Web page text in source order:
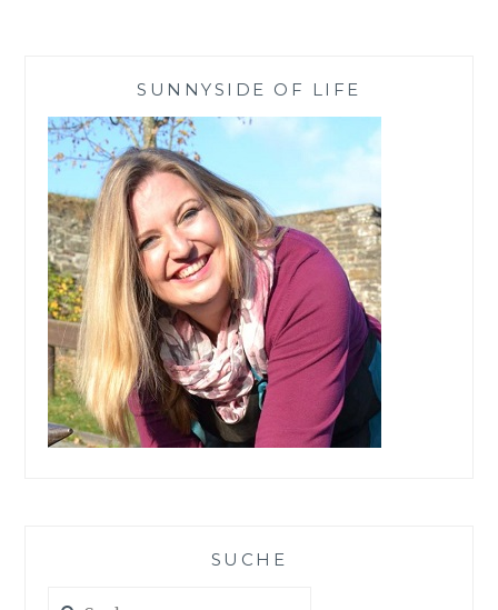
SUNNYSIDE OF LIFE
SUCHE